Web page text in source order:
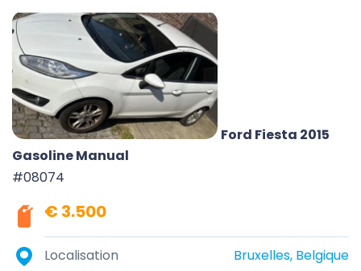
Ford Fiesta 2015
Gasoline Manual
#08074
€ 3.500
Localisation Bruxelles, Belgique